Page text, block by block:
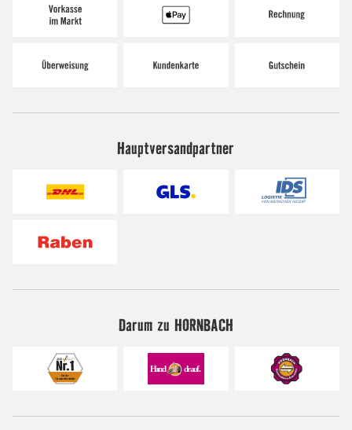
Hauptversandpartner
Darum zu HORNBACH